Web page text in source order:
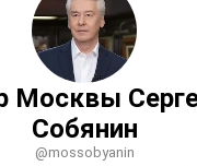
Москвы
Собянин
@mossobyanin